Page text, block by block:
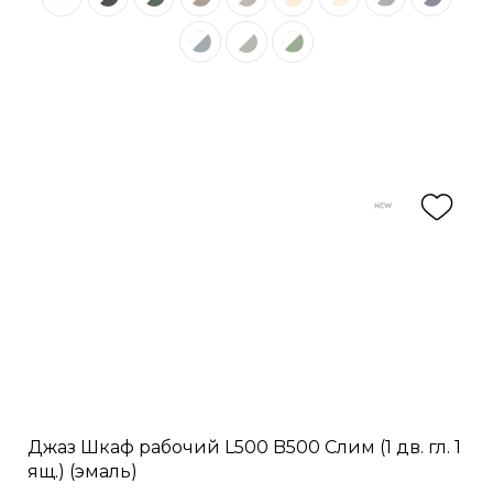
Джаз Шкаф рабочий L500 B500 Слим (1 дв. гл. 1
ящ.) (эмаль)